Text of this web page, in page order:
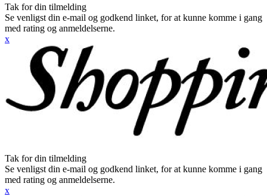
Tak for din tilmelding
Se venligst din e-mail og godkend linket, for at kunne komme i gang
med rating og anmeldelserne.
x
Tak for din tilmelding
Se venligst din e-mail og godkend linket, for at kunne komme i gang
med rating og anmeldelserne.
x